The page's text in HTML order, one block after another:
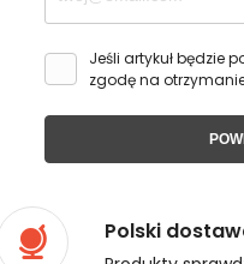
Jeśli artykuł będzie
zgodę na
Polski